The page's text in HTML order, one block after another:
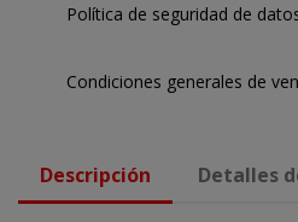
Política de seguridad de
Condiciones generales de
Descripción Detalles